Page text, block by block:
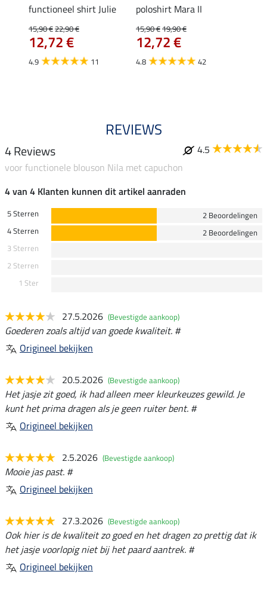
functioneel shirt Julie
15,90 €22,90 €
12,72 €
4.9 11
poloshirt Mara II
15,90 €19,90 €
12,72 €
4.8 42
REVIEWS
4 Reviews
4.5
voor functionele blouson Nila met capuchon
4 van 4 Klanten kunnen dit artikel aanraden
5 Sterren
2 Beoordelingen
4 Sterren
2 Beoordelingen
3 Sterren
2 Sterren
1 Ster
27.5.2026 (Bevestigde aankoop)
Goederen zoals altijd van goede kwaliteit. #
Origineel bekijken
20.5.2026 (Bevestigde aankoop)
Het jasje zit goed, ik had alleen meer kleurkeuzes gewild. Je
kunt het prima dragen als je geen ruiter bent. #
Origineel bekijken
2.5.2026 (Bevestigde aankoop)
Mooie jas past. #
Origineel bekijken
27.3.2026 (Bevestigde aankoop)
Ook hier is de kwaliteit zo goed en het dragen zo prettig dat ik
het jasje voorlopig niet bij het paard aantrek. #
Origineel bekijken